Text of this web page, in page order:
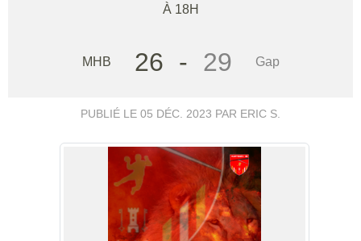
À 18H
MHB 26 - 29 Gap
PUBLIÉ LE 05 DÉC. 2023 PAR ERIC S.